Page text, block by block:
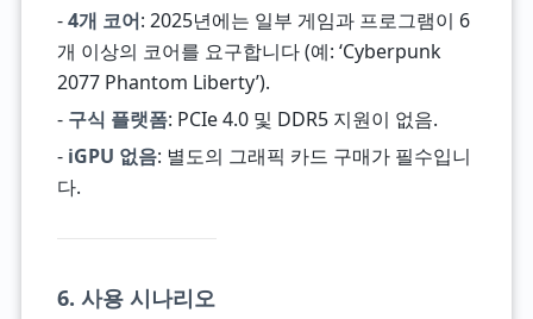
-4개 코어: 2025년에는 일부 게임과 프로그램이 6
개 이상의 코어를 요구합니다 (예: ‘Cyberpunk
2077 Phantom Liberty’).
- 구식 플랫폼: PCIe 4.0 및 DDR5 지원이 없음.
- iGPU 없음: 별도의 그래픽 카드 구매가 필수입니
다.
6. 사용 시나리오